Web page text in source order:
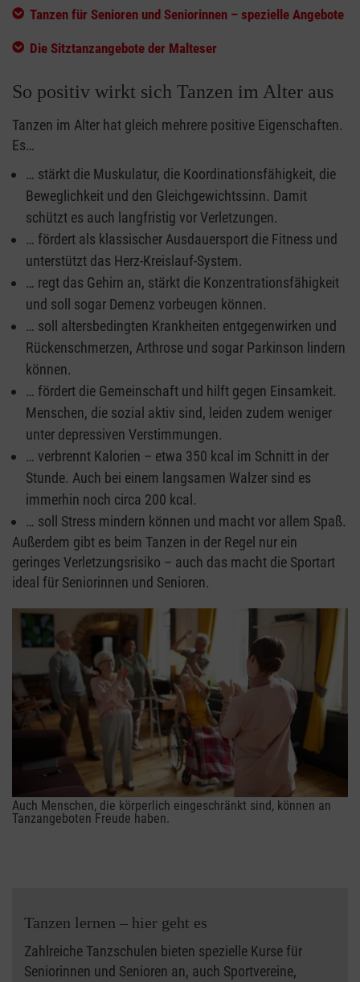
Tanzen für Senioren und Seniorinnen – spezielle Angebote
Die Sitztanzangebote der Malteser
So positiv wirkt sich Tanzen im Alter aus
Tanzen im Alter hat gleich mehrere positive Eigenschaften.
Es…
… stärkt die Muskulatur, die Koordinationsfähigkeit, die
Beweglichkeit und den Gleichgewichtssinn. Damit
schützt es auch langfristig vor Verletzungen.
… fördert als klassischer Ausdauersport die Fitness und
unterstützt das Herz-Kreislauf-System.
… regt das Gehirn an, stärkt die Konzentrationsfähigkeit
und soll sogar Demenz vorbeugen können.
… soll altersbedingten Krankheiten entgegenwirken und
Rückenschmerzen, Arthrose und sogar Parkinson lindern
können.
… fördert die Gemeinschaft und hilft gegen Einsamkeit.
Menschen, die sozial aktiv sind, leiden zudem weniger
unter depressiven Verstimmungen.
… verbrennt Kalorien – etwa 350 kcal im Schnitt in der
Stunde. Auch bei einem langsamen Walzer sind es
immerhin noch circa 200 kcal.
… soll Stress mindern können und macht vor allem Spaß.
Außerdem gibt es beim Tanzen in der Regel nur ein
geringes Verletzungsrisiko – auch das macht die Sportart
ideal für Seniorinnen und Senioren.
Auch Menschen, die körperlich eingeschränkt sind, können an
Tanzangeboten Freude haben.
Tanzen lernen – hier geht es
Zahlreiche Tanzschulen bieten spezielle Kurse für
Seniorinnen und Senioren an, auch Sportvereine,